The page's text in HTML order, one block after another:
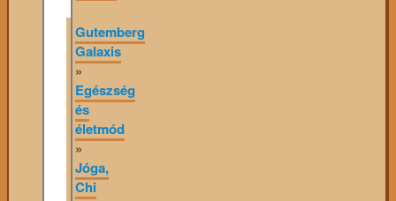
Gutemberg
Galaxis
»
Egészség
és
életmód
»
Jóga,
Chi